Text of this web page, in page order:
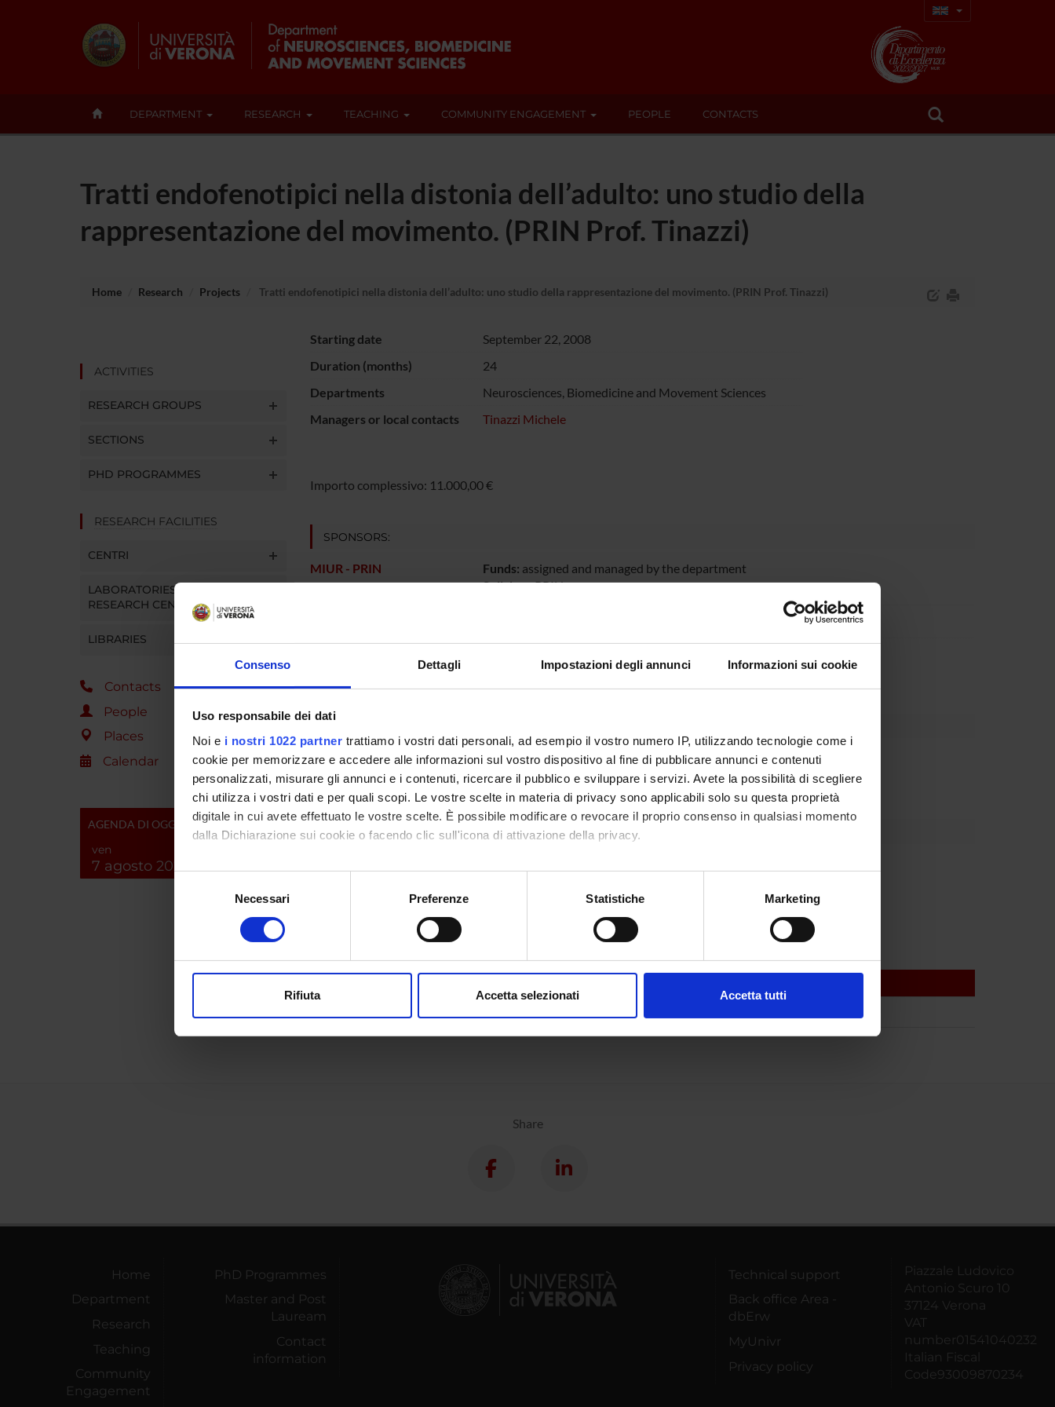
Consenso Dettagli Impostazioni degli annunci Informazioni sui cookie
Uso responsabile dei dati
Noi e i nostri 1022 partner trattiamo i vostri dati personali, ad esempio il vostro numero IP, utilizzando tecnologie come i
cookie per memorizzare e accedere alle informazioni sul vostro dispositivo al fine di pubblicare annunci e contenuti
personalizzati, misurare gli annunci e i contenuti, ricercare il pubblico e sviluppare i servizi. Avete la possibilità di scegliere
chi utilizza i vostri dati e per quali scopi. Le vostre scelte in materia di privacy sono applicabili solo su questa proprietà
digitale in cui avete effettuato le vostre scelte. È possibile modificare o revocare il proprio consenso in qualsiasi momento
dalla Dichiarazione sui cookie o facendo clic sull'icona di attivazione della privacy.
Con il tuo consenso, vorremmo anche:
raccogliere informazioni sulla tua posizione geografica, con un'approssimazione di qualche metro,
digitali).
modificare o ritirare il tuo consenso in qualsiasi momento dalla Dichiarazione sui cookie.
Selezione
Necessari Preferenze Statistiche Marketing
Rifiuta Accetta selezionati Accetta tutti
DEPARTMENT RESEARCH TEACHING COMMUNITY ENGAGEMENT PEOPLE CONTACTS
Tratti endofenotipici nella distonia dell’adulto: uno studio della
rappresentazione del movimento. (PRIN Prof. Tinazzi)
Home Research Projects Tratti endofenotipici nella distonia dell’adulto: uno studio della rappresentazione del movimento. (PRIN Prof. Tinazzi)
ACTIVITIES
RESEARCH GROUPS
SECTIONS
PHD PROGRAMMES
RESEARCH FACILITIES
CENTRI
LABORATORIES AND
RESEARCH CENTRES
LIBRARIES
Contacts
People
Places
Calendar
AGENDA DI OGGI
ven
7 agosto 2026
Starting date
September 22, 2008
Duration (months)
24
Departments
Neurosciences, Biomedicine and Movement Sciences
Managers or local contacts
Tinazzi Michele
Importo complessivo: 11.000,00 €
SPONSORS:
MIUR - PRIN Funds: assigned and managed by the department
Syllabus:PRIN
Michele Tinazzi Full Professor
COLLABORATORI ESTERNI
Dipartimento di Scienze
Share
Home
Department
Research
Teaching
Community
Engagement
PhD Programmes
Master and Post
Lauream
Contact
information
Technical support
Back office Area -
dbErw
MyUnivr
Privacy policy
Piazzale Ludovico
Antonio Scuro 10
37124 Verona
VAT
number01541040232
Italian Fiscal
Code93009870234